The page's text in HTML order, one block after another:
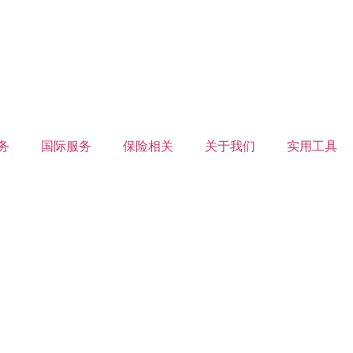
国际服务 保险相关 关于我们 实用工具